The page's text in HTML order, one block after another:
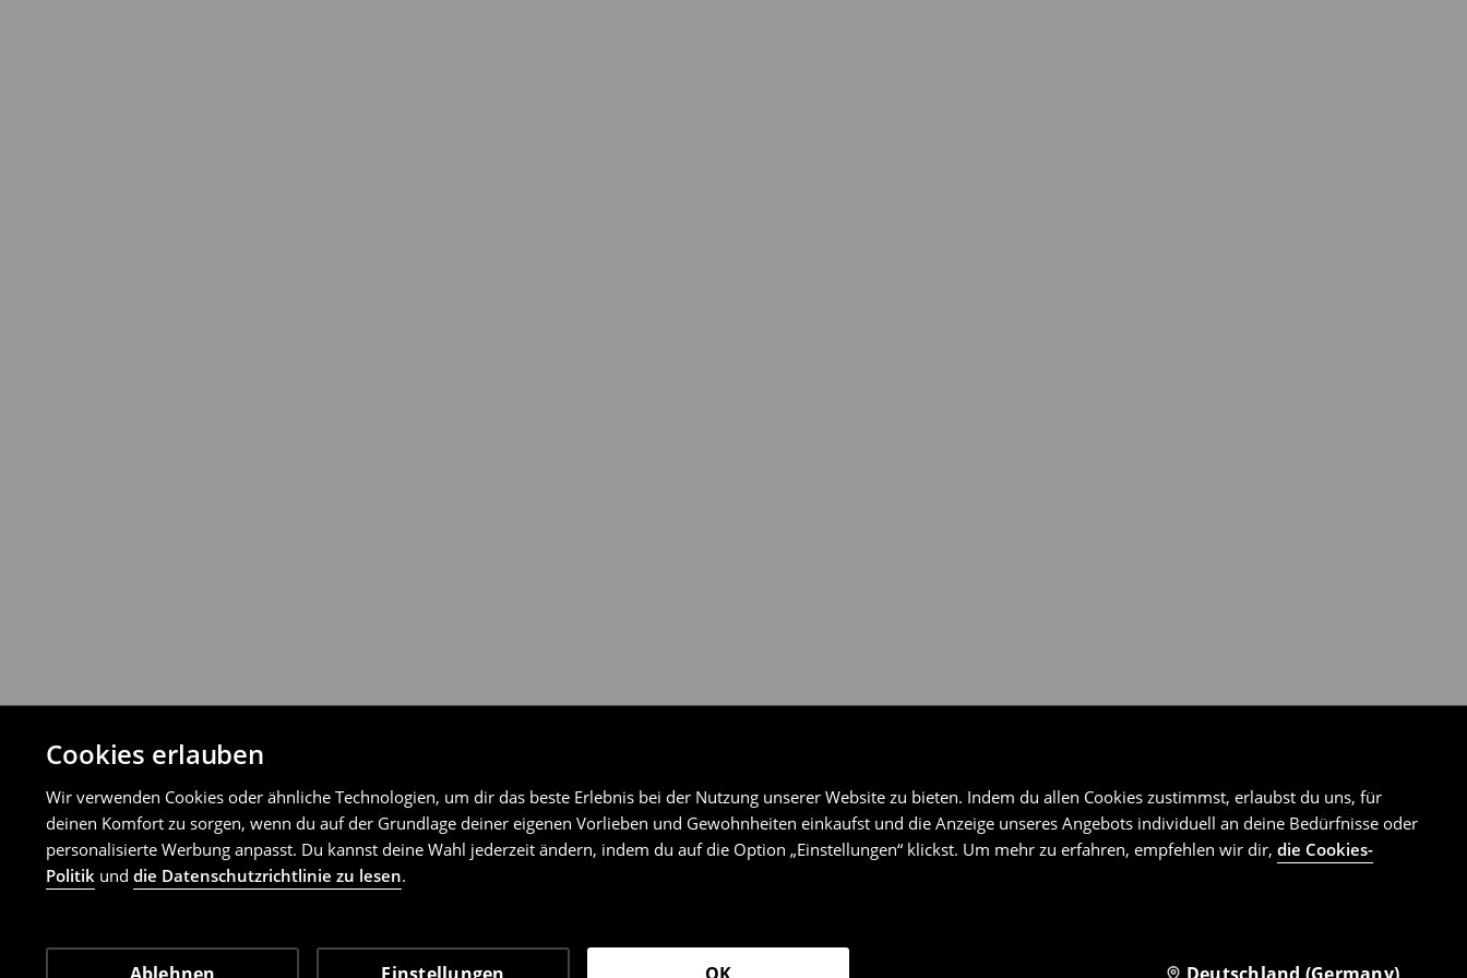
Cookies erlauben
Wir verwenden Cookies oder ähnliche Technologien, um dir das beste Erlebnis bei der Nutzung unserer Website zu bieten. Indem du allen Cookies zustimmst, erlaubst du uns, für
deinen Komfort zu sorgen, wenn du auf der Grundlage deiner eigenen Vorlieben und Gewohnheiten einkaufst und die Anzeige unseres Angebots individuell an deine Bedürfnisse oder
personalisierte Werbung anpasst. Du kannst deine Wahl jederzeit ändern, indem du auf die Option „Einstellungen“ klickst. Um mehr zu erfahren, empfehlen wir dir, die Cookies-
Politik und die Datenschutzrichtlinie zu lesen.